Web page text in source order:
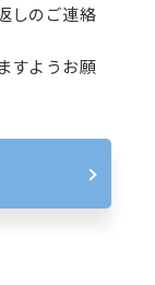
しのご連絡
すようお願